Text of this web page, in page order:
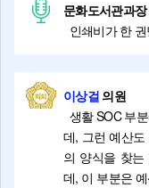
문화도서관과
인쇄비가 한
이상걸의원
생활 SOC 부
데, 그런 예산
의 양식을 찾는
데, 이 부분은